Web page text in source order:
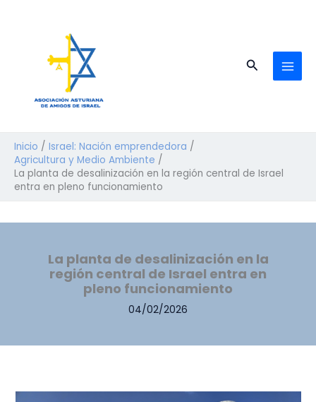
Buscar
Inicio
Israel: Nación emprendedora
Agricultura y Medio Ambiente
La planta de desalinización en la región central de Israel
entra en pleno funcionamiento
La planta de desalinización en la
región central de Israel entra en
pleno funcionamiento
04/02/2026